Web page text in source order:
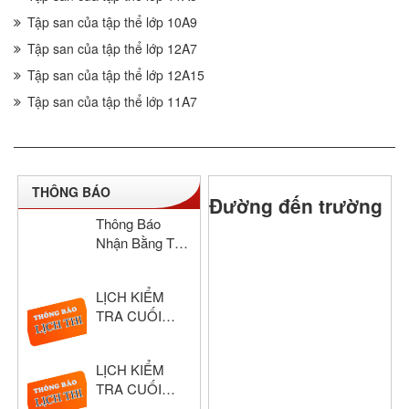
Tập san của tập thể lớp 10A9
Tập san của tập thể lớp 12A7
Tập san của tập thể lớp 12A15
Tập san của tập thể lớp 11A7
THÔNG BÁO
Thông Báo
Nhận Bằng Tốt
Đức Năm Học
2024–2025
LỊCH KIỂM
TRA CUỐI
NĂM HỌC:
2025 – 2026
LỊCH KIỂM
TRA CUỐI
Đường đến trường